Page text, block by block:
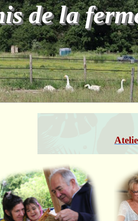
de la
De la fleur
au pot de miel
6 juillet 2024